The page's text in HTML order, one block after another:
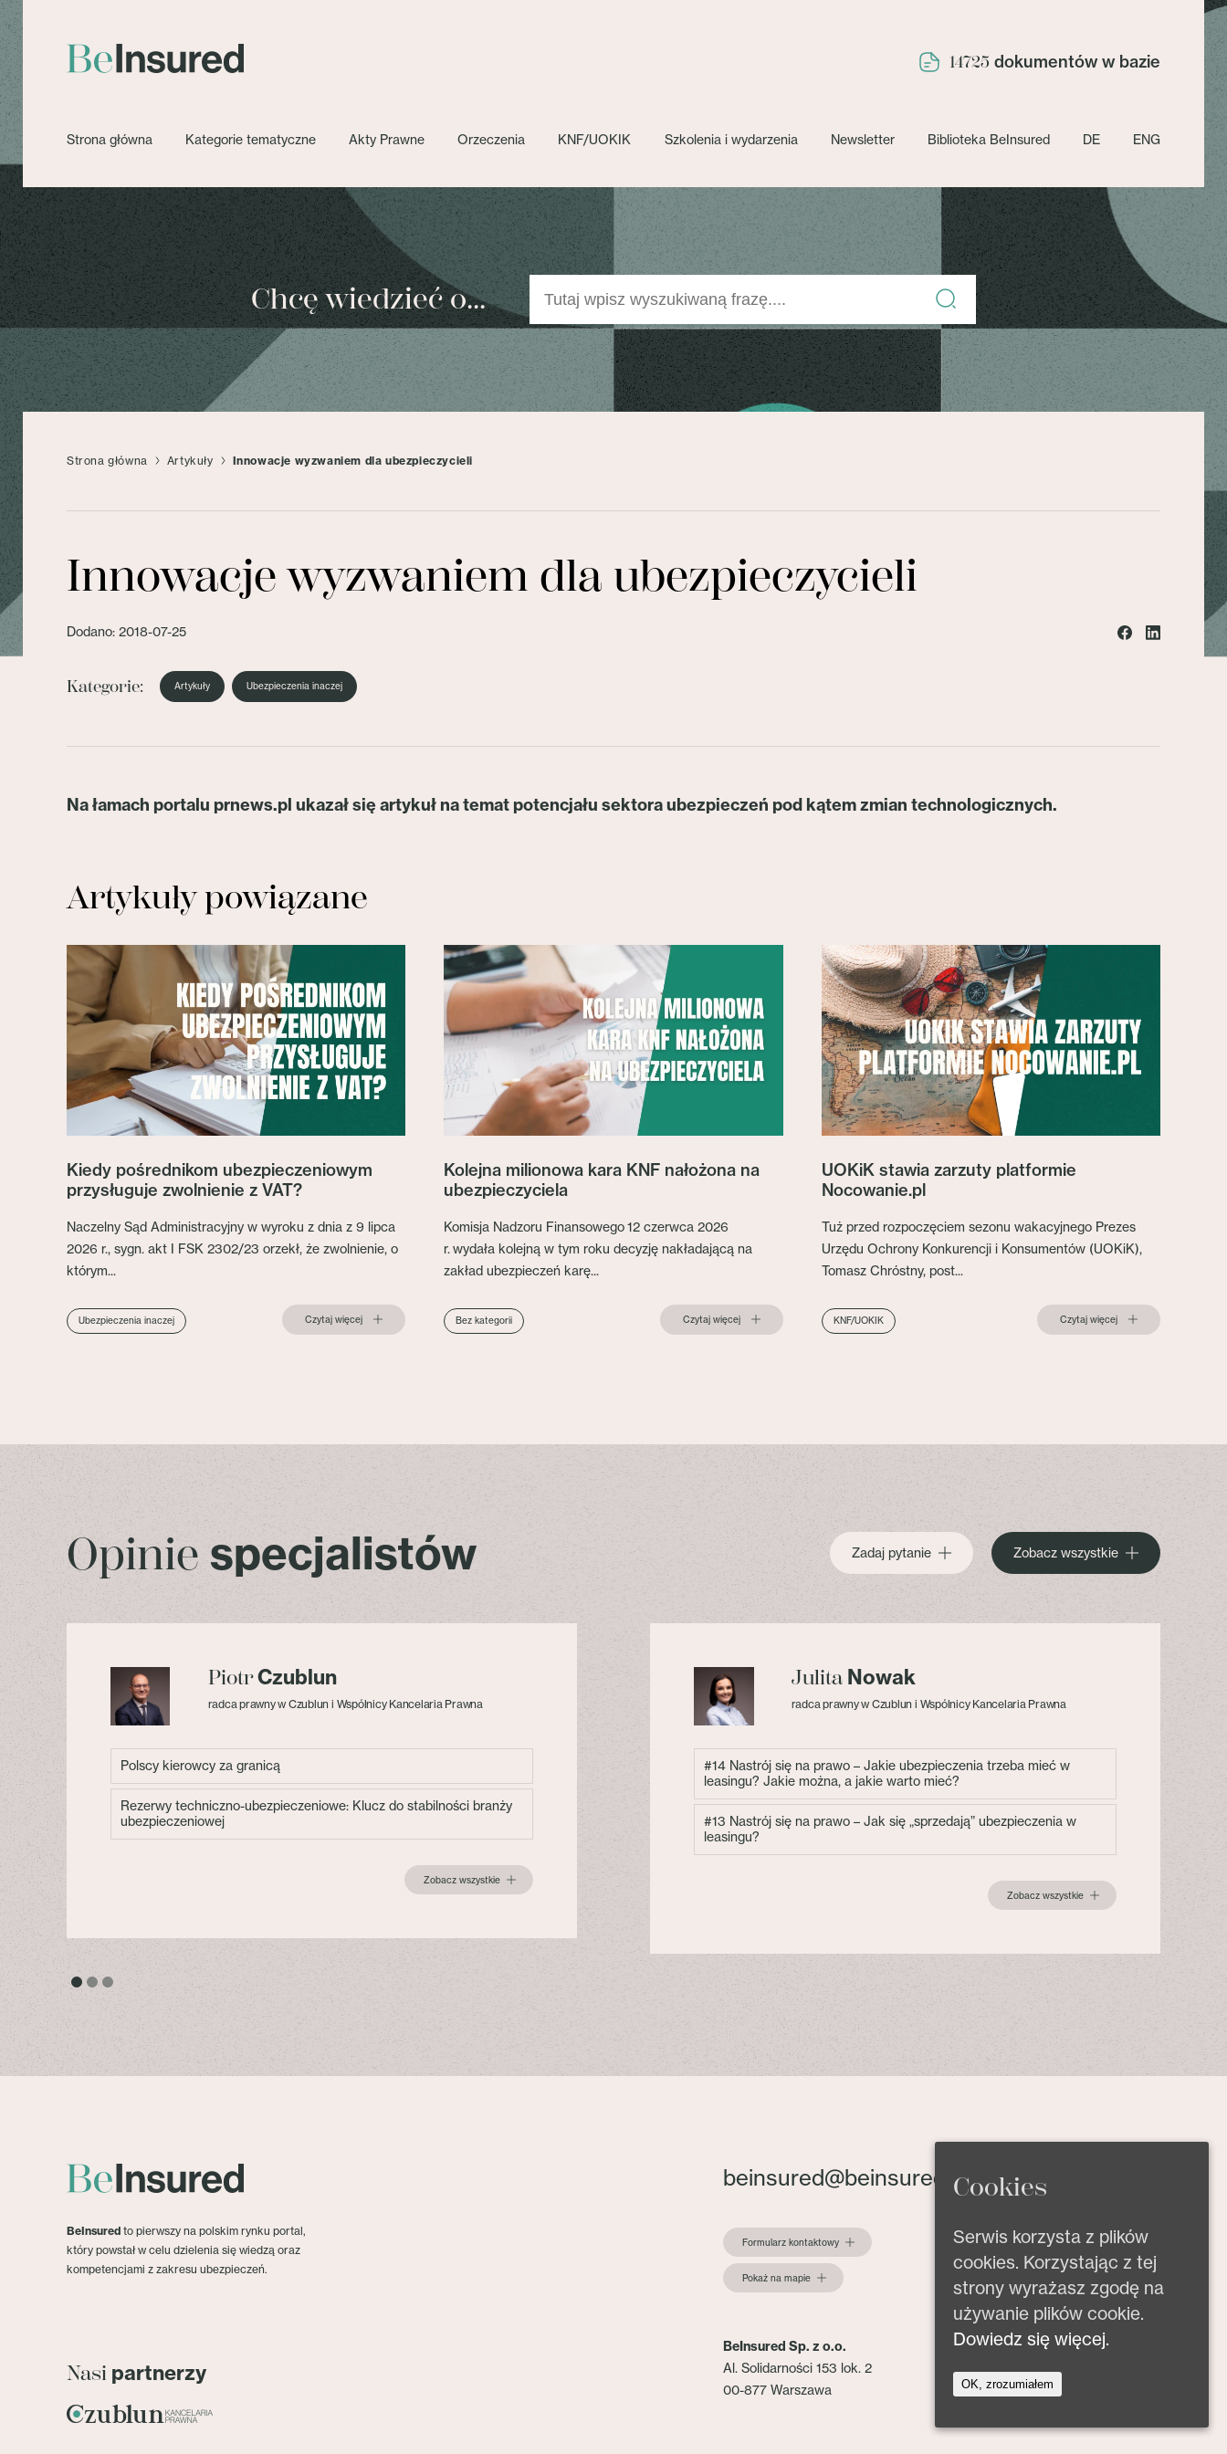
14725 dokumentów w bazie
Strona główna Kategorie tematyczne Akty Prawne Orzeczenia KNF/UOKIK Szkolenia i wydarzenia Newsletter Biblioteka BeInsured DE ENG
Chcę wiedzieć o...
Strona główna Artykuły Innowacje wyzwaniem dla ubezpieczycieli
Innowacje wyzwaniem dla ubezpieczycieli
Dodano: 2018-07-25
Kategorie: Artykuły Ubezpieczenia inaczej
Na łamach portalu prnews.pl ukazał się artykuł na temat potencjału sektora ubezpieczeń pod kątem zmian technologicznych.
Artykuły powiązane
Kiedy pośrednikom ubezpieczeniowym
przysługuje zwolnienie z VAT?
Naczelny Sąd Administracyjny w wyroku z dnia z 9 lipca
2026 r., sygn. akt I FSK 2302/23 orzekł, że zwolnienie, o
którym...
Ubezpieczenia inaczej Czytaj więcej
Kolejna milionowa kara KNF nałożona na
ubezpieczyciela
Komisja Nadzoru Finansowego 12 czerwca 2026
r. wydała kolejną w tym roku decyzję nakładającą na
zakład ubezpieczeń karę...
Bez kategorii Czytaj więcej
UOKiK stawia zarzuty platformie
Nocowanie.pl
Tuż przed rozpoczęciem sezonu wakacyjnego Prezes
Urzędu Ochrony Konkurencji i Konsumentów (UOKiK),
Tomasz Chróstny, post...
KNF/UOKIK Czytaj więcej
Opinie specjalistów Zadaj pytanie Zobacz wszystkie
PiotrCzublun
radca prawny w Czublun i Wspólnicy Kancelaria Prawna
Polscy kierowcy za granicą
Rezerwy techniczno-ubezpieczeniowe: Klucz do stabilności branży
ubezpieczeniowej
Zobacz wszystkie
Julita Nowak
radca prawny w Czublun i Wspólnicy Kancelaria Prawna
#14 Nastrój się na prawo – Jakie ubezpieczenia trzeba mieć w
leasingu? Jakie można, a jakie warto mieć?
#13 Nastrój się na prawo – Jak się „sprzedają” ubezpieczenia w
leasingu?
Zobacz wszystkie
BeInsured to pierwszy na polskim rynku portal,
który powstał w celu dzielenia się wiedzą oraz
kompetencjami z zakresu ubezpieczeń.
Nasi partnerzy
beinsured@beinsured.pl
Formularz kontaktowy
Pokaż na mapie
BeInsured Sp. z o.o.
Al. Solidarności 153 lok. 2
00-877 Warszawa
Cookies
Serwis korzysta z plików
cookies. Korzystając z tej
strony wyrażasz zgodę na
używanie plików cookie.
Dowiedz się więcej.
OK, zrozumiałem